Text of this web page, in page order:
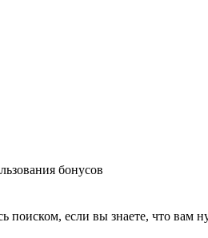
бонусов
поиском, если вы знаете, что вам